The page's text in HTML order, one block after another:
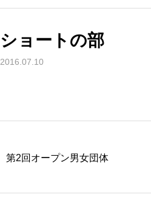
ショートの部
2016.07.10
第2回オープン男女団体